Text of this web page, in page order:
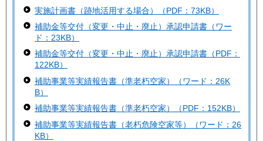
実施計画書（跡地活用する場合）（PDF：73KB）
補助金等交付（変更・中止・廃止）承認申請書（ワー
ド：23KB）
補助金等交付（変更・中止・廃止）承認申請書（PDF：
122KB）
補助事業等実績報告書（準老朽空家）（ワード：26K
B）
補助事業等実績報告書（準老朽空家）（PDF：152KB）
補助事業等実績報告書（老朽危険空家等）（ワード：26
KB）